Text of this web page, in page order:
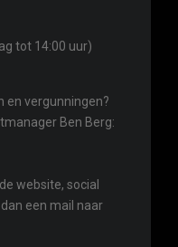
tot 14:00 uur)
en vergunningen?
Ben Berg:
website, social
een mail naar